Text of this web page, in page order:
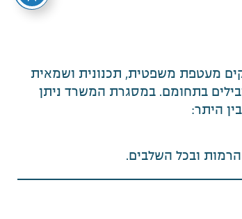
מעטפת משפטית, תכנונית ושמאית
בתחומם. במסגרת המשרד ניתן
היתר:
הרמות ובכל השלבים.